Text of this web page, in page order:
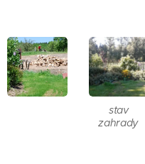
stav
zahrady